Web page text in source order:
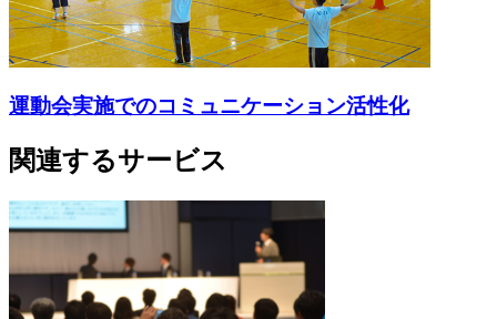
運動会実施でのコミュニケーション活性化
関連するサービス